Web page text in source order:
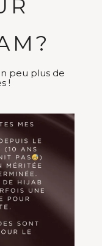
peu plus de
!